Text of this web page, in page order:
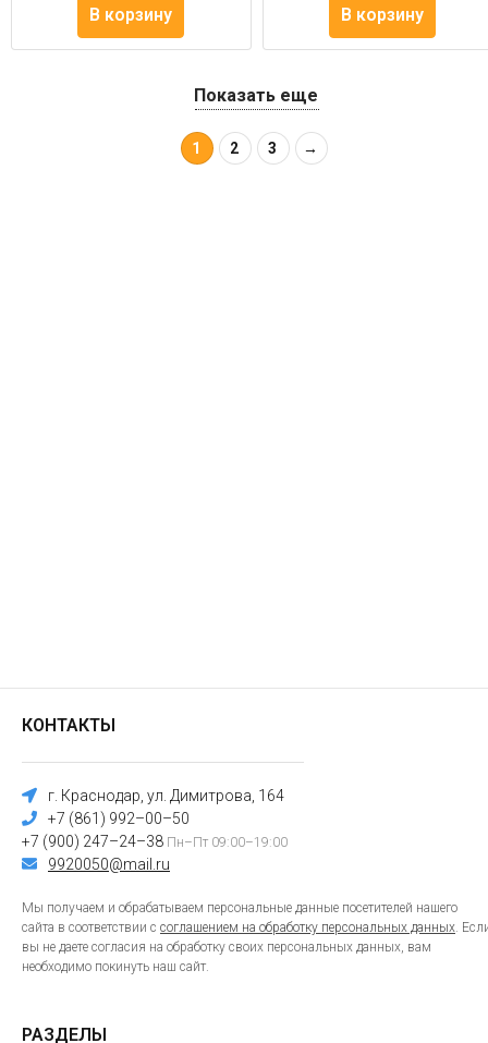
В корзину В корзину
Показать еще
1 2 3 →
КОНТАКТЫ
г. Краснодар, ул. Димитрова, 164
+7 (861) 992–00–50
+7 (900) 247–24–38 Пн–Пт 09:00–19:00
9920050@mail.ru
Мы получаем и обрабатываем персональные данные посетителей нашего
сайта в соответствии с соглашением на обработку персональных данных.
вы не даете согласия на обработку своих персональных данных, вам
необходимо покинуть наш сайт.
РАЗДЕЛЫ